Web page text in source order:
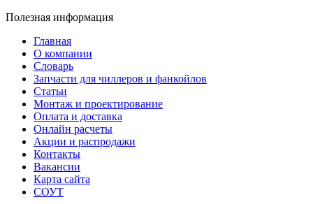
Полезная информация
Главная
О компании
Словарь
Запчасти для чиллеров и фанкойлов
Статьи
Монтаж и проектирование
Оплата и доставка
Онлайн расчеты
Акции и распродажи
Контакты
Вакансии
Карта сайта
СОУТ